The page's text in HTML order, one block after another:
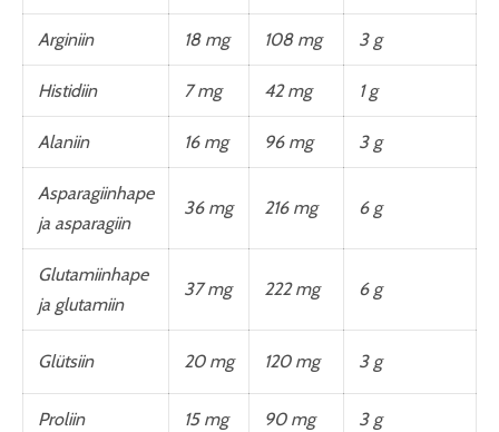
Arginiin 18 mg 108 mg 3 g
Histidiin 7 mg 42 mg 1 g
Alaniin 16 mg 96 mg 3 g
Asparagiinhape
ja asparagiin
36 mg 216 mg 6 g
Glutamiinhape
ja glutamiin
37 mg 222 mg 6 g
Glütsiin 20 mg 120 mg 3 g
Proliin 15 mg 90 mg 3 g